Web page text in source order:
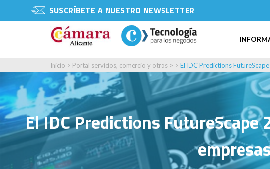
SUSCRÍBETE A NUESTRO NEWSLETTER
Inicio > Portal servicios, comercio y otros > > El IDC Predictions
El IDC Predictions